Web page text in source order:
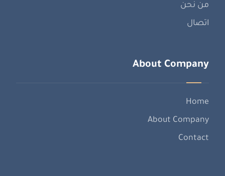
من نحن
اتصال
About Company
Home
About Company
Contact